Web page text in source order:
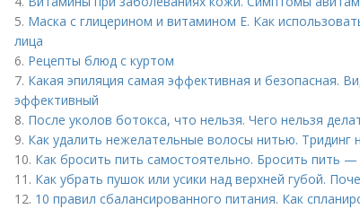
5. Маска с глицерином и витамином Е. Как
лица
6. Рецепты блюд с куртом
7. Какая эпиляция самая эффективная и безопасная.
эффективный
8. После уколов ботокса, что нельзя. Чего нельзя
9. Как удалить нежелательные волосы нитью. Тридинг
10. Как бросить пить самостоятельно. Бросить пить
11. Как убрать пушок или усики над верхней губой.
12. 10 правил сбалансированного питания. Как